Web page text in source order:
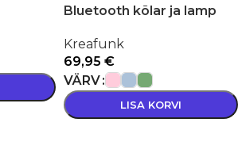
Bluetooth kõlar ja lamp
Kreafunk
69,95 €
VÄRV
LISA KORVI